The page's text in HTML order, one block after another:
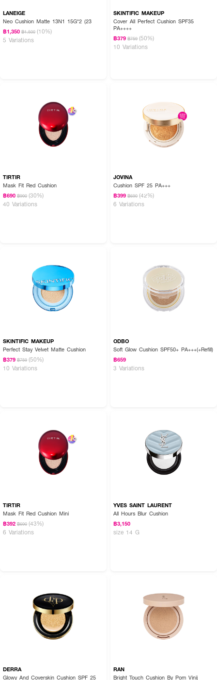
LANEIGE
Neo Cushion Matte 13N1 15G*2 (23
฿1,350 ฿1,500 (10%)
5 Variations
SKINTIFIC MAKEUP
Cover All Perfect Cushion SPF35
PA++++
฿379 ฿759 (50%)
10 Variations
TIRTIR
Mask Fit Red Cushion
฿690 ฿990 (30%)
40 Variations
JOVINA
Cushion SPF 25 PA+++
฿399 ฿690 (42%)
6 Variations
SKINTIFIC MAKEUP
Perfect Stay Velvet Matte Cushion
฿379 ฿759 (50%)
10 Variations
ODBO
Soft Glow Cushion SPF50+ PA+++(+Refill)
฿659
3 Variations
TIRTIR
Mask Fit Red Cushion Mini
฿392 ฿690 (43%)
6 Variations
YVES SAINT LAURENT
All Hours Blur Cushion
฿3,150
size 14 G
DERRA
Glowy And Coverskin Cushion SPF 25
RAN
Bright Touch Cushion By Pom Vinij